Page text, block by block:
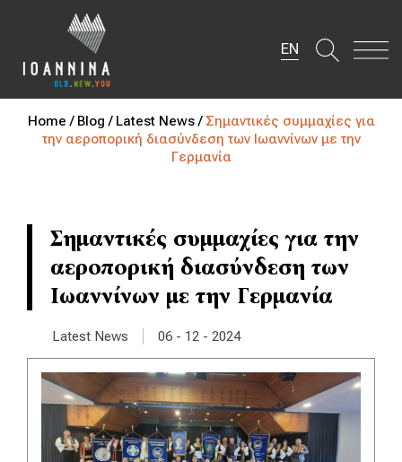
EN
Home / Blog / Latest News / Σημαντικές συμμαχίες για
την αεροπορική διασύνδεση των Ιωαννίνων με την
Γερμανία
Σημαντικές συμμαχίες για την
αεροπορική διασύνδεση των
Ιωαννίνων με την Γερμανία
Latest News 06 - 12 - 2024